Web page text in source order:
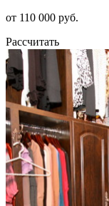
от 110 000 руб.
Рассчитать